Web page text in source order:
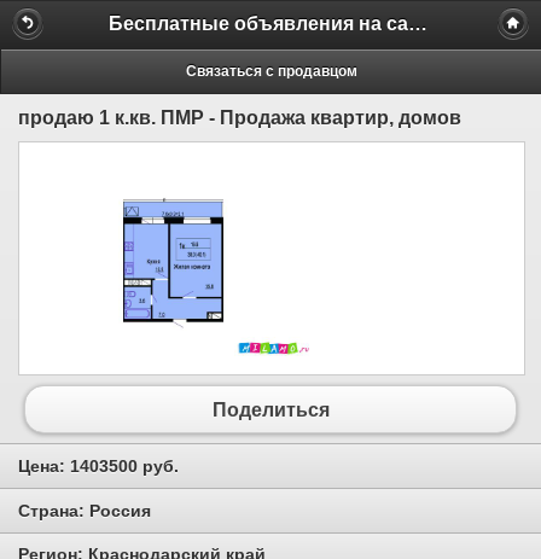
Бесплатные объявления на сайте MILAMO.ru
Связаться с продавцом
продаю 1 к.кв. ПМР - Продажа квартир, домов
Поделиться
Цена: 1403500 руб.
Страна: Россия
Регион: Краснодарский край